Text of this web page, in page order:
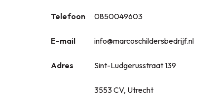
Telefoon 0850049603
E-mail info@marcoschildersbedrijf.nl
Adres Sint-Ludgerusstraat 139
3553 CV, Utrecht